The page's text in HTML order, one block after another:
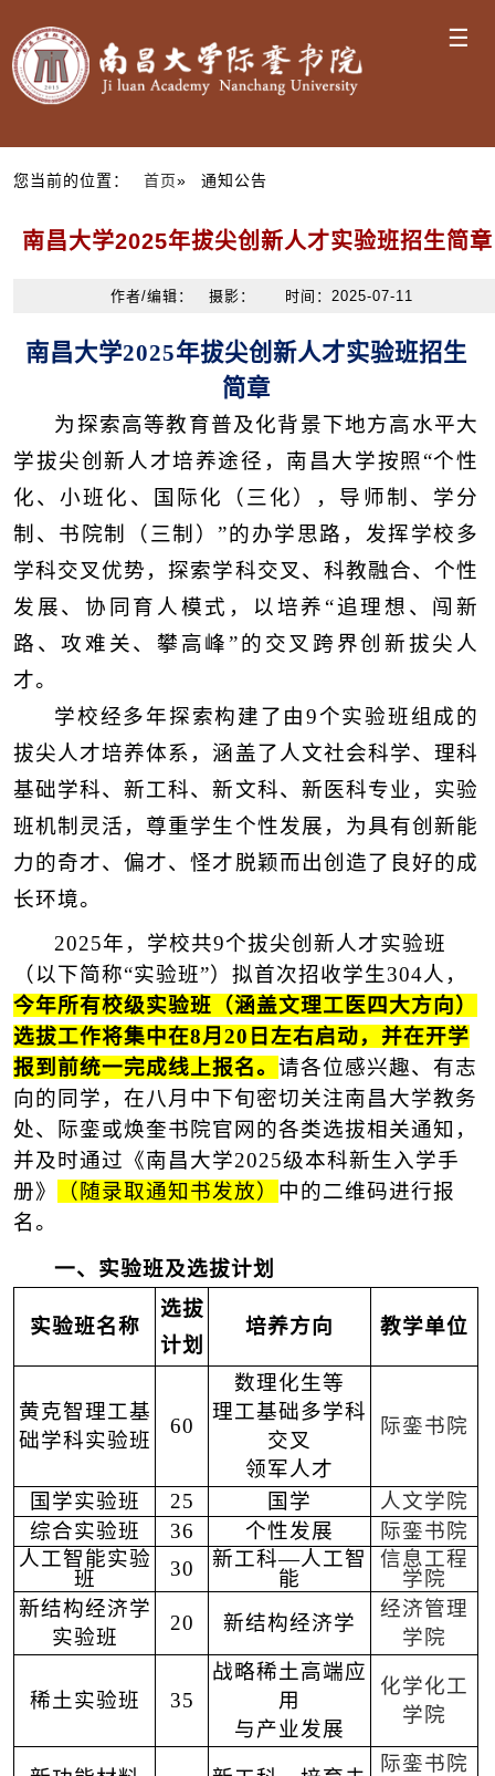
☰
您当前的位置： 首页» 通知公告
南昌大学2025年拔尖创新人才实验班招生简章
作者/编辑： 摄影： 时间：2025-07-11
南昌大学2025年拔尖创新人才实验班招生
简章
为探索高等教育普及化背景下地方高水平大
学拔尖创新人才培养途径，南昌大学按照“个性
化、小班化、国际化（三化），导师制、学分
制、书院制（三制）”的办学思路，发挥学校多
学科交叉优势，探索学科交叉、科教融合、个性
发展、协同育人模式，以培养“追理想、闯新
路、攻难关、攀高峰”的交叉跨界创新拔尖人
才。
学校经多年探索构建了由9个实验班组成的
拔尖人才培养体系，涵盖了人文社会科学、理科
基础学科、新工科、新文科、新医科专业，实验
班机制灵活，尊重学生个性发展，为具有创新能
力的奇才、偏才、怪才脱颖而出创造了良好的成
长环境。
2025年，学校共9个拔尖创新人才实验班
（以下简称“实验班”）拟首次招收学生304人 ，
今年所有校级实验班（涵盖文理工医四大方向）
选拔工作将集中在8月20日左右启动，并在开学
报到 前统一完成线上报名。 请各位感兴趣、有志
向的同学，在八月中下旬密切关注南昌大学教务
处、际銮或焕奎书院官网的各类选拔相关通知，
并及时通过《南昌大学2025级本科新生入学手
册》
（随录取通知书发放） 中的二维码进行报
名。
一、实验班及选拔计划
实验班名称
选拔
计划
培养方向 教学单位
黄克智理工基
础学科实验班
60
数理化生等
理工基础多学科
交叉
领军人才
际銮书院
国学实验班 25 国学
人文学院
综合实验班
36 个性发展
际銮书院
人工智能实验
班
30
新工科—人工智
能
信息工程
学院
新结构经济学
实验班
20 新结构经济学
经济管理
学院
稀土实验班 35
战略稀土高端应
用
与产业发展
化学化工
学院
际銮书院